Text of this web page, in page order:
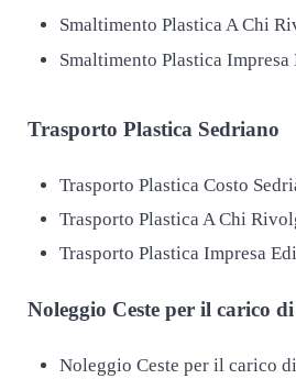
Smaltimento Plastica A Chi
Smaltimento Plastica Impresa
Trasporto Plastica Sedriano
Trasporto Plastica Costo
Trasporto Plastica A Chi
Trasporto Plastica Impresa
Noleggio Ceste per il carico di
Noleggio Ceste per il carico